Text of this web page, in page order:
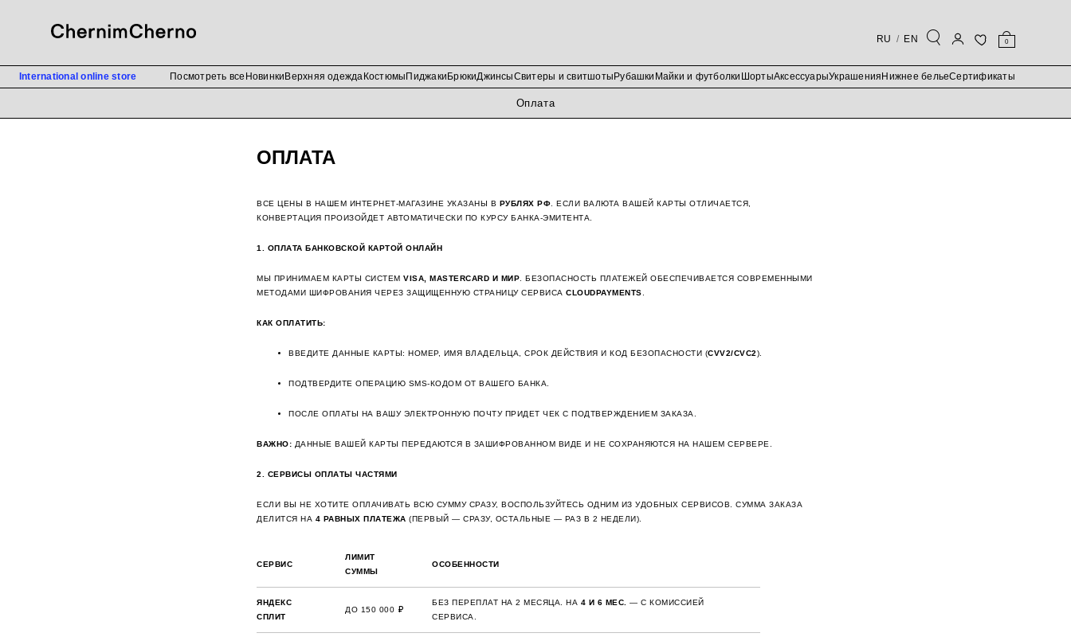
International online store Посмотреть все Новинки Верхняя одежда Костюмы Пиджаки БрюкиДжинсыСвитеры и свитшоты Рубашки Майки и футболки ШортыАксессуарыУкрашения Нижнее бельеСертификаты
Оплата
RU EN 0
ОПЛАТА
ВСЕ ЦЕНЫ В НАШЕМ ИНТЕРНЕТ-МАГАЗИНЕ УКАЗАНЫ В РУБЛЯХ РФ . ЕСЛИ ВАЛЮТА ВАШЕЙ КАРТЫ ОТЛИЧАЕТСЯ,
КОНВЕРТАЦИЯ ПРОИЗОЙДЕТ АВТОМАТИЧЕСКИ ПО КУРСУ БАНКА-ЭМИТЕНТА.
1. ОПЛАТА БАНКОВСКОЙ КАРТОЙ ОНЛАЙН
МЫ ПРИНИМАЕМ КАРТЫ СИСТЕМ VISA, MASTERCARD И МИР . БЕЗОПАСНОСТЬ ПЛАТЕЖЕЙ ОБЕСПЕЧИВАЕТСЯ СОВРЕМЕННЫМИ
МЕТОДАМИ ШИФРОВАНИЯ ЧЕРЕЗ ЗАЩИЩЕННУЮ СТРАНИЦУ СЕРВИСА CLOUDPAYMENTS
КАК ОПЛАТИТЬ:
ВВЕДИТЕ ДАННЫЕ КАРТЫ: НОМЕР, ИМЯ ВЛАДЕЛЬЦА, СРОК ДЕЙСТВИЯ И КОД БЕЗОПАСНОСТИ (CVV2/CVC2).
ПОДТВЕРДИТЕ ОПЕРАЦИЮ SMS-КОДОМ ОТ ВАШЕГО БАНКА.
ПОСЛЕ ОПЛАТЫ НА ВАШУ ЭЛЕКТРОННУЮ ПОЧТУ ПРИДЕТ ЧЕК С ПОДТВЕРЖДЕНИЕМ ЗАКАЗА.
ВАЖНО: ДАННЫЕ ВАШЕЙ КАРТЫ ПЕРЕДАЮТСЯ В ЗАШИФРОВАННОМ ВИДЕ И НЕ СОХРАНЯЮТСЯ НА НАШЕМ СЕРВЕРЕ.
2. СЕРВИСЫ ОПЛАТЫ ЧАСТЯМИ
ЕСЛИ ВЫ НЕ ХОТИТЕ ОПЛАЧИВАТЬ ВСЮ СУММУ СРАЗУ, ВОСПОЛЬЗУЙТЕСЬ ОДНИМ ИЗ УДОБНЫХ СЕРВИСОВ. СУММА ЗАКАЗА
ДЕЛИТСЯ НА 4 РАВНЫХ ПЛАТЕЖА (ПЕРВЫЙ — СРАЗУ, ОСТАЛЬНЫЕ — РАЗ В 2 НЕДЕЛИ).
СЕРВИС
ЛИМИТ
СУММЫ
ОСОБЕННОСТИ
ЯНДЕКС
СПЛИТ
ДО 150 000 ₽
БЕЗ ПЕРЕПЛАТ НА 2 МЕСЯЦА. НА 4 И 6 МЕС.
— С КОМИССИЕЙ
СЕРВИСА.